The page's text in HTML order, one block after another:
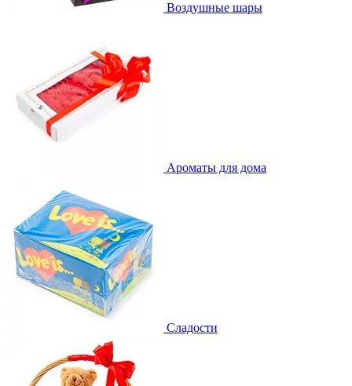
Воздушные шары
Ароматы для дома
Сладости